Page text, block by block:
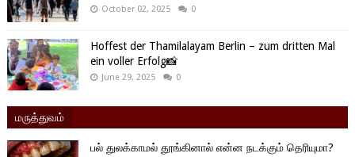
October 02, 2025 0
Hoffest der Thamilalayam Berlin – zum dritten Mal
ein voller Erfolg📸
June 29, 2025 0
மருத்துவம்
பல் துலக்காமல் தூங்கினால் என்ன நடக்கும் தெரியுமா?